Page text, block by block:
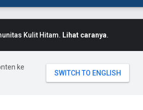
Kulit Hitam. Lihat caranya.
ke